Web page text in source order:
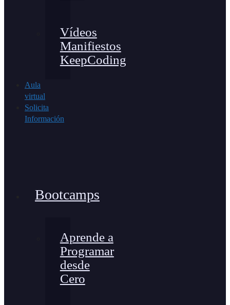
Vídeos
Manifiestos
KeepCoding
Aula
virtual
Solicita
Información
Bootcamps
Aprende a
Programar
desde
Cero